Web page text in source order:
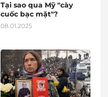
Tại sao qua Mỹ "cày
cuốc bạc mặt"?
08.01.2025